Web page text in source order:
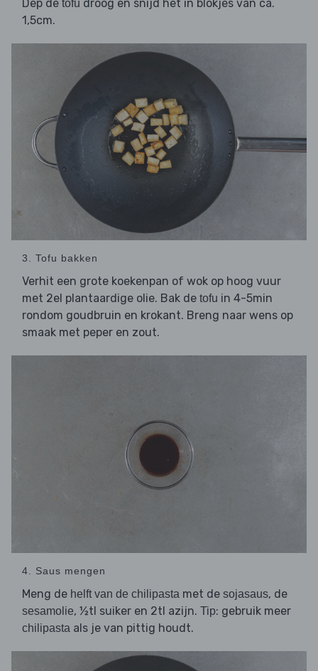
Dep de tofu droog en snijd het in blokjes van ca.
1,5cm.
3. Tofu bakken
Verhit een grote koekenpan of wok op hoog vuur
met 2el plantaardige olie. Bak de tofu in 4-5min
rondom goudbruin en krokant. Breng naar wens op
smaak met peper en zout.
4. Saus mengen
Meng de helft van de chilipasta met de sojasaus, de
sesamolie, ½tl suiker en 2tl azijn. Tip: gebruik meer
chilipasta als je van pittig houdt.